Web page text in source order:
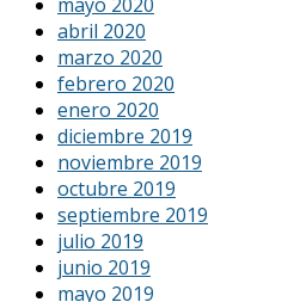
abril 2020
marzo 2020
febrero 2020
enero 2020
diciembre 2019
noviembre 2019
octubre 2019
septiembre 2019
julio 2019
junio 2019
mayo 2019